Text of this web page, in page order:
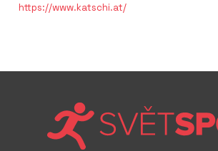
https://www.katschi.at/